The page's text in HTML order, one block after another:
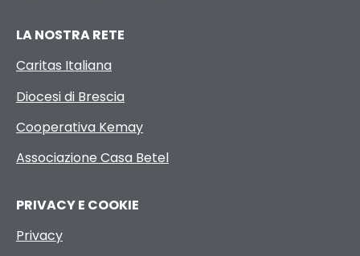
LA NOSTRA RETE
Caritas Italiana
Diocesi di Brescia
Cooperativa Kemay
Associazione Casa Betel
PRIVACY E COOKIE
Privacy